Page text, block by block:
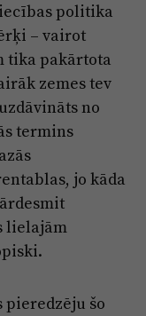
politika
– vairot
tika pakārtota
zemes tev
no
termins
jo kāda
lielajām
pieredzēju šo